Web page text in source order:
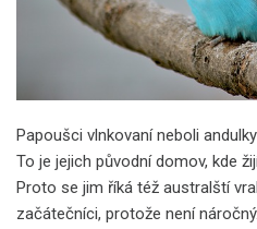
Papoušci vlnkovaní neboli
To je jejich původní domov, kde
Proto se jim říká též australští
začátečníci, protože není